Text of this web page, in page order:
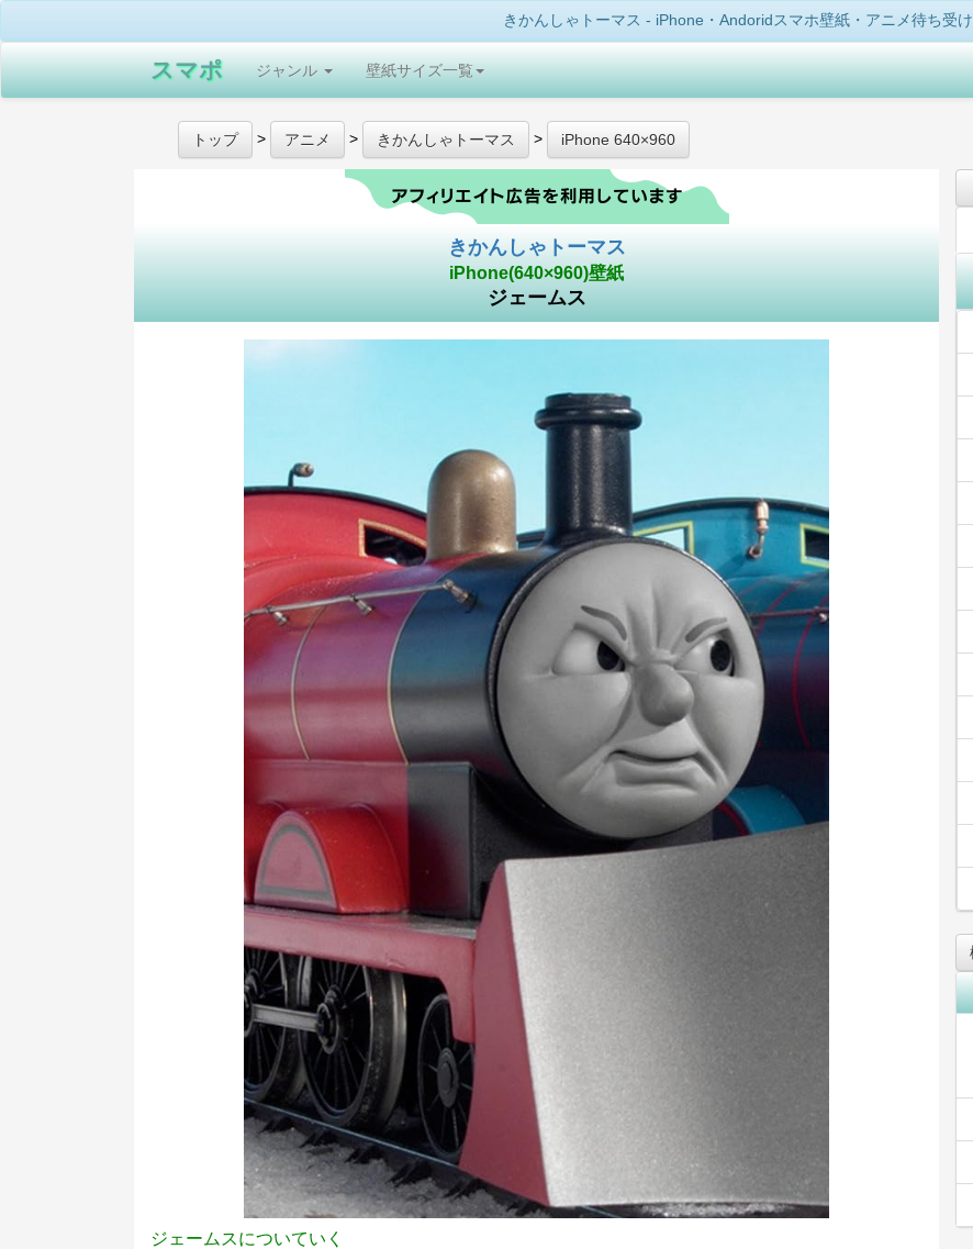
きかんしゃトーマス - iPhone・Andoridスマホ壁紙・アニメ待ち受け
スマポ ジャンル 壁紙サイズ一覧
トップ > アニメ > きかんしゃトーマス > iPhone 640×960
きかんしゃトーマス
iPhone(640×960)壁紙
ジェームス
ジェームスについていく